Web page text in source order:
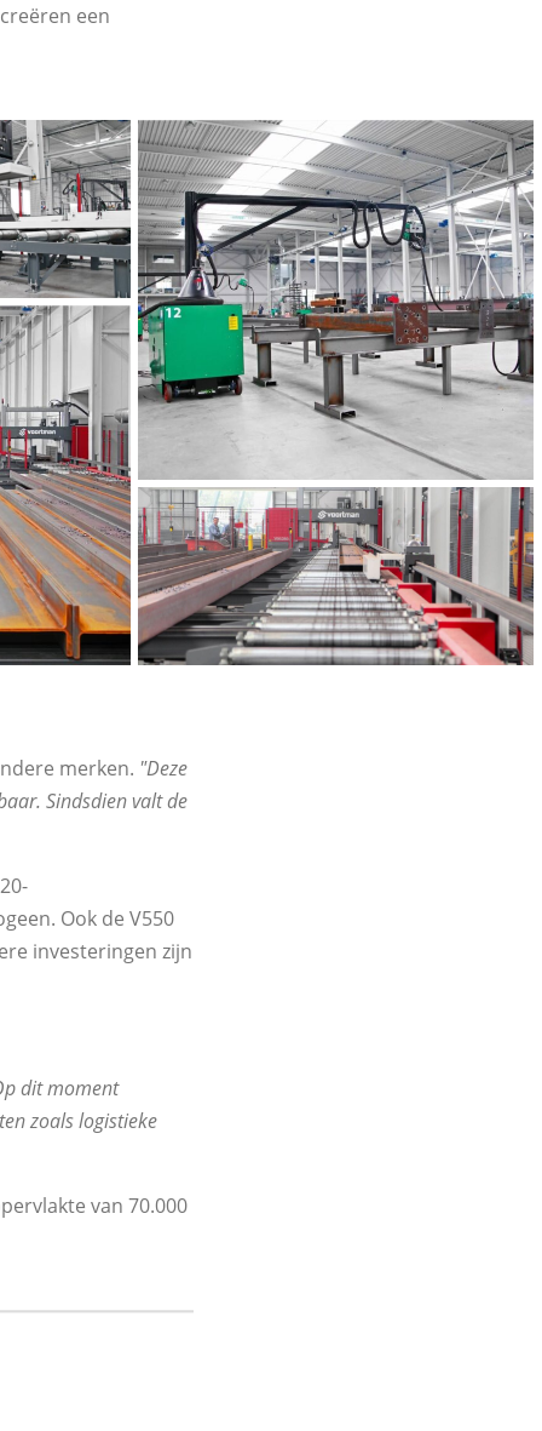
een
merken. "Deze
Sindsdien valt de
Ook de V550
investeringen zijn
dit moment
zoals logistieke
van 70.000